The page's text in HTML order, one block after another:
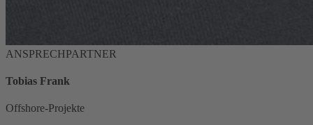
ANSPRECHPARTNER
Tobias Frank
Offshore-Projekte